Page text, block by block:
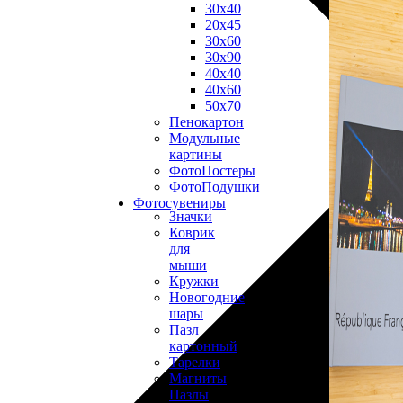
30х40
20х45
30х60
30х90
40х40
40х60
50х70
Пенокартон
Модульные
картины
ФотоПостеры
ФотоПодушки
Фотоcувениры
Значки
Коврик
для
мыши
Кружки
Новогодние
шары
Пазл
картонный
Тарелки
Магниты
Пазлы